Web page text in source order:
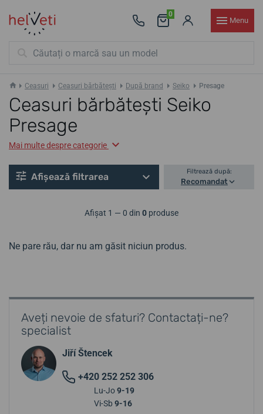
0
Menu
Ceasuri Ceasuri bărbătești După brand Seiko Presage
Ceasuri bărbătești Seiko
Presage
Mai multe despre categorie
Afișează filtrarea Filtrează după:
Recomandat
Afișat 1 — 0 din 0 produse
Ne pare rău, dar nu am găsit niciun produs.
Aveți nevoie de sfaturi? Contactați-ne?
specialist
Jiří Štencek
+420 252 252 306
Lu-Jo9-19
Vi-Sb 9-16